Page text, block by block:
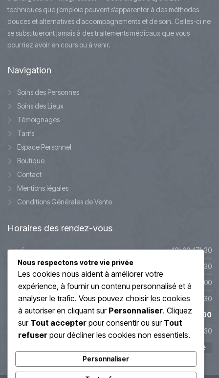
techniques que j’emploie peuvent s’apparenter à des méthodes
douces et alternatives d’accompagnements et de soin. Celles-ci ne
se substitueront jamais à des traitements médicaux que vous
pourriez avoir en cours ou à venir.
Navigation
Soins des Personnes
Soins des Lieux
Témoignages
Tarifs
Espace Personnel
Boutique
Contact
Mentions légales
Conditions Générales de Vente
Horaires des rendez-vous
Lundi
10h00-17h30
Mardi
10h00-17h30
Mercredi
9h45-20h00
Jeudi
10h00-19h30
Vendredi
10h00-19h00
Samedi
10h00-17h30
Fermé
Nous respectons votre vie privée
Les cookies nous aident à améliorer votre
expérience, à fournir un contenu personnalisé et à
analyser le trafic. Vous pouvez choisir les cookies
à autoriser en cliquant sur Personnaliser. Cliquez
sur Tout accepter pour consentir ou sur Tout
refuser pour décliner les cookies non essentiels.
Personnaliser